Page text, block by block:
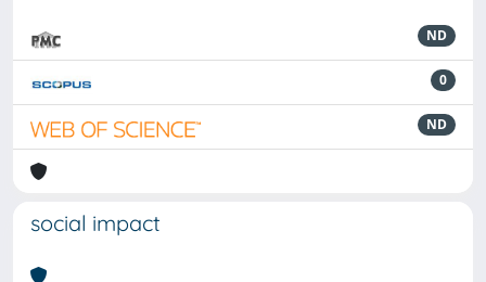
ND
0
ND
social impact